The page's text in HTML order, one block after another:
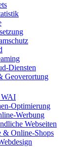
Diensten
Geoverortung
WAI
Optimierung
Werbung
Webseiten
& Online-Shops